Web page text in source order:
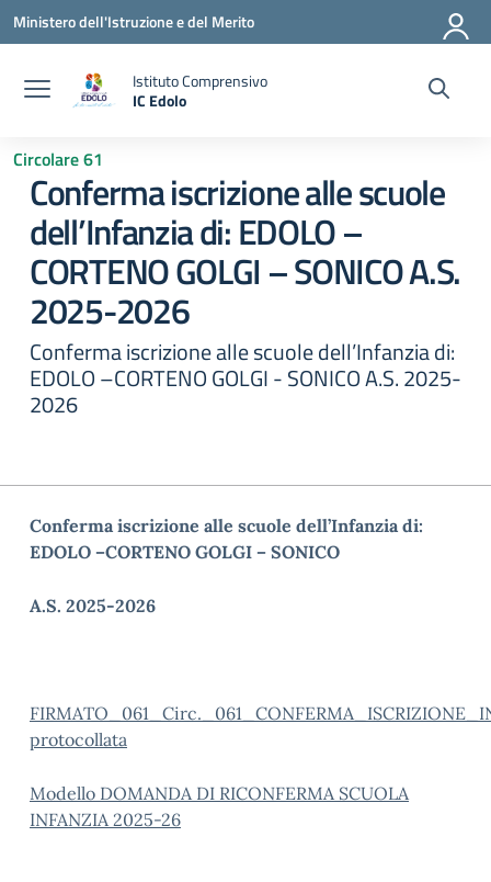
Vai ai contenuti
Vai al menu di navigazione
Vai al footer
Ministero dell'Istruzione e del Merito
Istituto Comprensivo
IC Edolo
Circolare 61
Conferma iscrizione alle scuole
dell’Infanzia di: EDOLO –
CORTENO GOLGI – SONICO A.S.
2025-2026
Conferma iscrizione alle scuole dell’Infanzia di:
EDOLO –CORTENO GOLGI - SONICO A.S. 2025-
2026
Conferma iscrizione alle scuole dell’Infanzia di:
EDOLO –CORTENO GOLGI – SONICO
A.S. 2025-2026
protocollata
Modello DOMANDA DI RICONFERMA SCUOLA
INFANZIA 2025-26